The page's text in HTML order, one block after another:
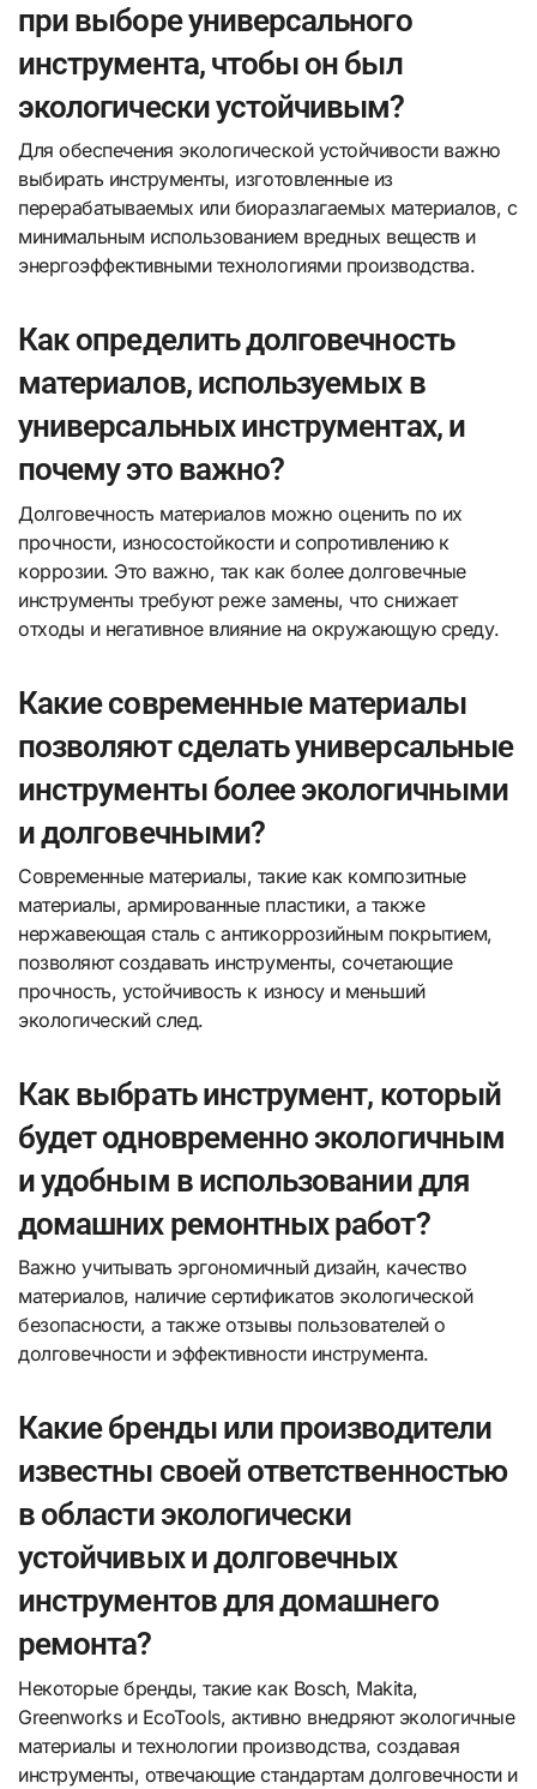
при выборе универсального
инструмента, чтобы он был
экологически устойчивым?
Для обеспечения экологической устойчивости важно
выбирать инструменты, изготовленные из
перерабатываемых или биоразлагаемых материалов, с
минимальным использованием вредных веществ и
энергоэффективными технологиями производства.
Как определить долговечность
материалов, используемых в
универсальных инструментах, и
почему это важно?
Долговечность материалов можно оценить по их
прочности, износостойкости и сопротивлению к
коррозии. Это важно, так как более долговечные
инструменты требуют реже замены, что снижает
отходы и негативное влияние на окружающую среду.
Какие современные материалы
позволяют сделать универсальные
инструменты более экологичными
и долговечными?
Современные материалы, такие как композитные
материалы, армированные пластики, а также
нержавеющая сталь с антикоррозийным покрытием,
позволяют создавать инструменты, сочетающие
прочность, устойчивость к износу и меньший
экологический след.
Как выбрать инструмент, который
будет одновременно экологичным
и удобным в использовании для
домашних ремонтных работ?
Важно учитывать эргономичный дизайн, качество
материалов, наличие сертификатов экологической
безопасности, а также отзывы пользователей о
долговечности и эффективности инструмента.
Какие бренды или производители
известны своей ответственностью
в области экологически
устойчивых и долговечных
инструментов для домашнего
ремонта?
Некоторые бренды, такие как Bosch, Makita,
Greenworks и EcoTools, активно внедряют экологичные
материалы и технологии производства, создавая
инструменты, отвечающие стандартам долговечности и